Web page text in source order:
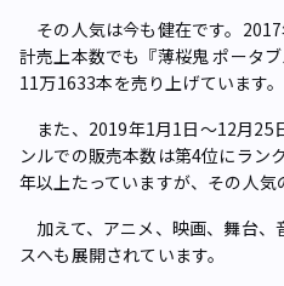
その人気は今も健在です。
計売上本数でも『薄桜鬼 ポータ
11万1633本を売り上げています。
また、2019年1月1日～12月25
ンルでの販売本数は第4位にラン
年以上たっていますが、その人気
加えて、アニメ、映画、舞台、
スへも展開されています。